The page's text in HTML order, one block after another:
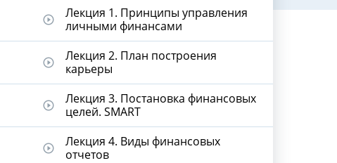
play_circle_outline
Лекция 1. Принципы управления
личными финансами
play_circle_outline
Лекция 2. План построения
карьеры
play_circle_outline
Лекция 3. Постановка финансовых
целей. SMART
play_circle_outline
Лекция 4. Виды финансовых
отчетов